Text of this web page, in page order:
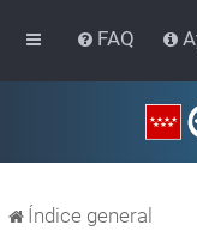
FAQ
Índice general